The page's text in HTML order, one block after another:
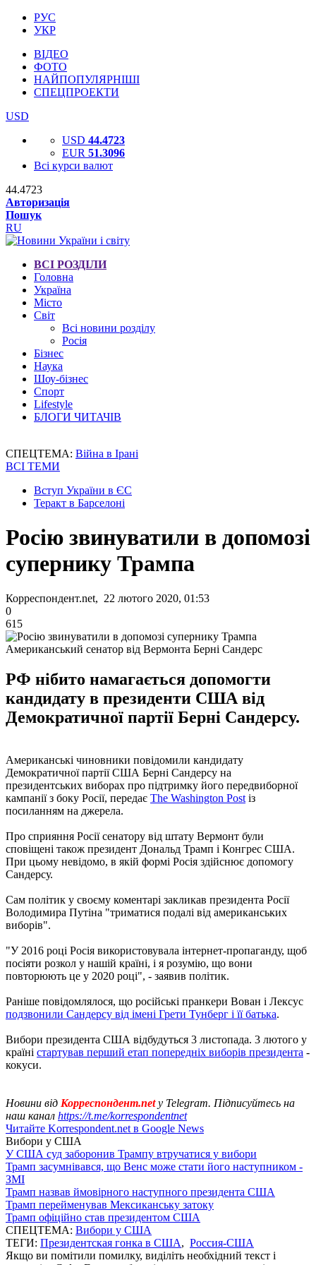
РУС
УКР
ВІДЕО
ФОТО
НАЙПОПУЛЯРНІШІ
СПЕЦПРОЕКТИ
USD
USD 44.4723
EUR 51.3096
Всі курси валют
44.4723
Авторизація
Пошук
RU
ВСІ РОЗДІЛИ
Головна
Україна
Місто
Світ
Всі новини розділу
Росія
Бізнес
Наука
Шоу-бізнес
Спорт
Lifestyle
БЛОГИ ЧИТАЧІВ
СПЕЦТЕМА: Війна в Ірані
ВСІ ТЕМИ
Вступ України в ЄС
Теракт в Барселоні
Росію звинуватили в допомозі
супернику Трампа
Корреспондент.net, 22 лютого 2020, 01:53
0
615
Американський сенатор від Вермонта Берні Сандерс
РФ нібито намагається допомогти
кандидату в президенти США від
Демократичної партії Берні Сандерсу.
Американські чиновники повідомили кандидату
Демократичної партії США Берні Сандерсу на
президентських виборах про підтримку його передвиборної
кампанії з боку Росії, передає The Washington Post із
посиланням на джерела.
Про сприяння Росії сенатору від штату Вермонт були
сповіщені також президент Дональд Трамп і Конгрес США.
При цьому невідомо, в якій формі Росія здійснює допомогу
Сандерсу.
Сам політик у своєму коментарі закликав президента Росії
Володимира Путіна "триматися подалі від американських
виборів".
"У 2016 році Росія використовувала інтернет-пропаганду, щоб
посіяти розкол у нашій країні, і я розумію, що вони
повторюють це у 2020 році", - заявив політик.
Раніше повідомлялося, що російські пранкери Вован і Лексус
подзвонили Сандерсу від імені Грети Тунберг і її батька.
Вибори президента США відбудуться 3 листопада. 3 лютого у
країні стартував перший етап попередніх виборів президента -
кокуси.
Новини від Корреспондент.net у Telegram. Підписуйтесь на
наш канал https://t.me/korrespondentnet
Читайте Korrespondent.net в Google News
Вибори у США
У США суд заборонив Трампу втручатися у вибори
Трамп засумнівався, що Венс може стати його наступником -
ЗМІ
Трамп назвав ймовірного наступного президента США
Трамп перейменував Мексиканську затоку
Трамп офіційно став президентом США
СПЕЦТЕМА: Вибори у США
ТЕГИ: Президентская гонка в США, Россия-США
Якщо ви помітили помилку, виділіть необхідний текст і